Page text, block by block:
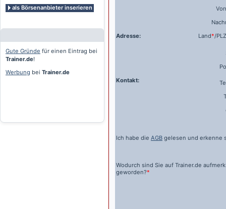
als Börsenanbieter inserieren
Gute Gründe für einen Eintrag bei
Trainer.de!
Werbung bei Trainer.de
Adresse:
Land*/PLZ
Kontakt:
Ich habe die AGB gelesen und erkenne
Wodurch sind Sie auf Trainer.de
geworden?*